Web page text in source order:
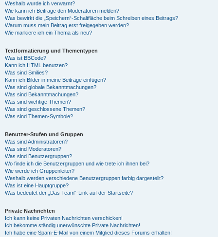
Weshalb wurde ich verwarnt?
Wie kann ich Beiträge den Moderatoren melden?
Was bewirkt die „Speichern“-Schaltfläche beim Schreiben eines Beitrags?
Warum muss mein Beitrag erst freigegeben werden?
Wie markiere ich ein Thema als neu?
Textformatierung und Thementypen
Was ist BBCode?
Kann ich HTML benutzen?
Was sind Smilies?
Kann ich Bilder in meine Beiträge einfügen?
Was sind globale Bekanntmachungen?
Was sind Bekanntmachungen?
Was sind wichtige Themen?
Was sind geschlossene Themen?
Was sind Themen-Symbole?
Benutzer-Stufen und Gruppen
Was sind Administratoren?
Was sind Moderatoren?
Was sind Benutzergruppen?
Wo finde ich die Benutzergruppen und wie trete ich ihnen bei?
Wie werde ich Gruppenleiter?
Weshalb werden verschiedene Benutzergruppen farbig dargestellt?
Was ist eine Hauptgruppe?
Was bedeutet der „Das Team“-Link auf der Startseite?
Private Nachrichten
Ich kann keine Privaten Nachrichten verschicken!
Ich bekomme ständig unerwünschte Private Nachrichten!
Ich habe eine Spam-E-Mail von einem Mitglied dieses Forums erhalten!